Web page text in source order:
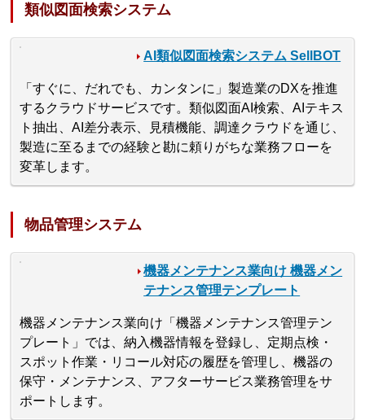
類似図面検索システム
AI類似図面検索システム SellBOT
「すぐに、だれでも、カンタンに」製造業のDXを推進
するクラウドサービスです。類似図面AI検索、AIテキス
ト抽出、AI差分表示、見積機能、調達クラウドを通じ、
製造に至るまでの経験と勘に頼りがちな業務フローを
変革します。
物品管理システム
機器メンテナンス業向け 機器メン
テナンス管理テンプレート
機器メンテナンス業向け「機器メンテナンス管理テン
プレート」では、納入機器情報を登録し、定期点検・
スポット作業・リコール対応の履歴を管理し、機器の
保守・メンテナンス、アフターサービス業務管理をサ
ポートします。